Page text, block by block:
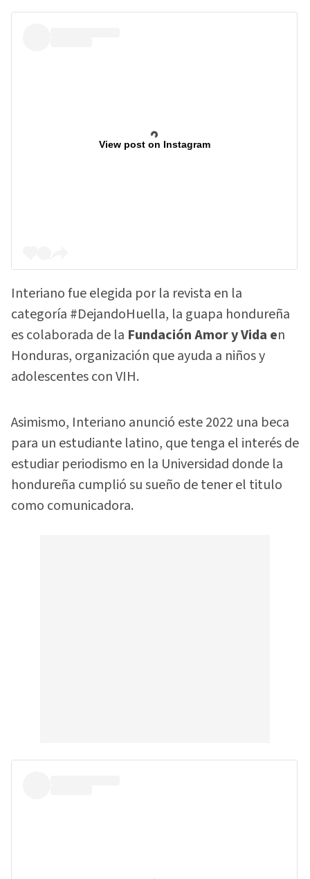
View post on Instagram
Interiano fue elegida por la revista en la
categoría #DejandoHuella, la guapa hondureña
es colaborada de la Fundación Amor y Vida en
Honduras, organización que ayuda a niños y
adolescentes con VIH.
Asimismo, Interiano anunció este 2022 una beca
para un estudiante latino, que tenga el interés de
estudiar periodismo en la Universidad donde la
hondureña cumplió su sueño de tener el titulo
como comunicadora.